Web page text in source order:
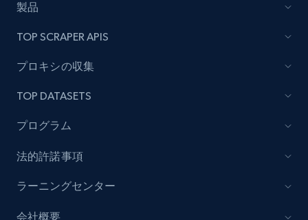
price, Currency, Stock, and more.
keyword
URL, Title, Rating, Reviews, Initial price, Final
製品
TOP SCRAPER APIS
プロキシの収集
TOP DATASETS
プログラム
法的許諾事項
ラーニングセンター
会社概要